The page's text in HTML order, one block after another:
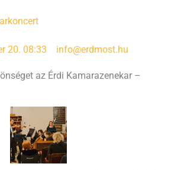
koncert
20. 08:33 info@erdmost.hu
az Érdi Kamarazenekar –